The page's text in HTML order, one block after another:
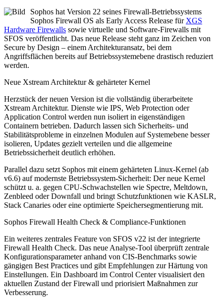
Sophos hat Version 22 seines Firewall-Betriebssystems
Sophos Firewall OS als Early Access Release für XGS
Hardware Firewalls sowie virtuelle und Software-Firewalls mit
SFOS veröffentlicht. Das neue Release steht ganz im Zeichen von
Secure by Design – einem Architekturansatz, bei dem
Angriffsflächen bereits auf Betriebssystemebene drastisch reduziert
werden.
Neue Xstream Architektur & gehärteter Kernel
Herzstück der neuen Version ist die vollständig überarbeitete
Xstream Architektur. Dienste wie IPS, Web Protection oder
Application Control werden nun isoliert in eigenständigen
Containern betrieben. Dadurch lassen sich Sicherheits- und
Stabilitätsprobleme in einzelnen Modulen auf Systemebene besser
isolieren, Updates gezielt verteilen und die allgemeine
Betriebssicherheit deutlich erhöhen.
Parallel dazu setzt Sophos mit einem gehärteten Linux-Kernel (ab
v6.6) auf modernste Betriebssystem-Sicherheit: Der neue Kernel
schützt u. a. gegen CPU-Schwachstellen wie Spectre, Meltdown,
Zenbleed oder Downfall und bringt Schutzfunktionen wie KASLR,
Stack Canaries oder eine optimierte Speichersegmentierung mit.
Sophos Firewall Health Check & Compliance-Funktionen
Ein weiteres zentrales Feature von SFOS v22 ist der integrierte
Firewall Health Check. Das neue Analyse-Tool überprüft zentrale
Konfigurationsparameter anhand von CIS-Benchmarks sowie
gängigen Best Practices und gibt Empfehlungen zur Härtung von
Einstellungen. Ein Dashboard im Control Center visualisiert den
aktuellen Zustand der Firewall und priorisiert Maßnahmen zur
Verbesserung.